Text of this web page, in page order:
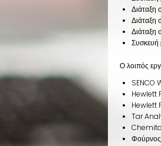
Διάταξη
Διάταξη
Διάταξη
Συσκευή
Ο λοιπός
SENCO
Hewlett
Hewlett
Tar